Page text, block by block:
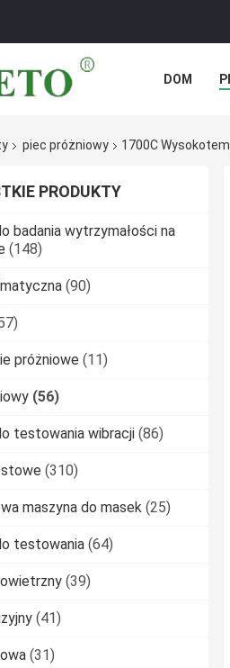
DOM
piec próżniowy 1700C
PRODUKTY
badania wytrzymałości na
(148)
(90)
próżniowe (11)
(56)
testowania wibracji (86)
(310)
maszyna do masek (25)
testowania (64)
(39)
(41)
(31)